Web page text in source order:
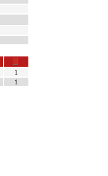
1
1